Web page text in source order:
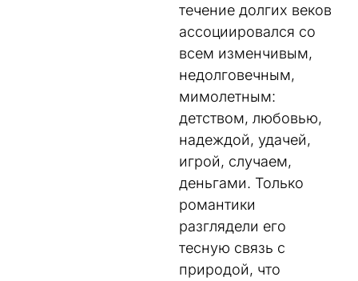
течение долгих веков
ассоциировался со
всем изменчивым,
недолговечным,
мимолетным:
детством, любовью,
надеждой, удачей,
игрой, случаем,
деньгами. Только
романтики
разглядели его
тесную связь с
природой, что